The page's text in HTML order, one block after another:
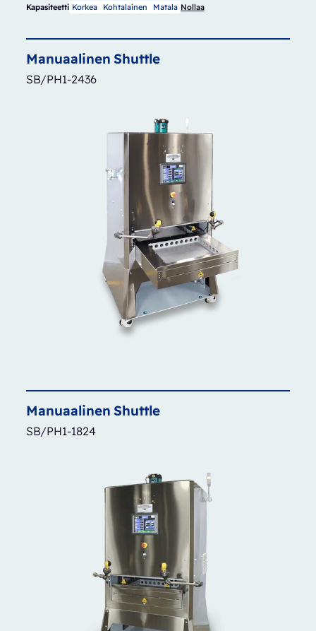
Kapasiteetti Korkea Kohtalainen Matala Nollaa
Manuaalinen Shuttle
SB/PH1-2436
Manuaalinen Shuttle
SB/PH1-1824